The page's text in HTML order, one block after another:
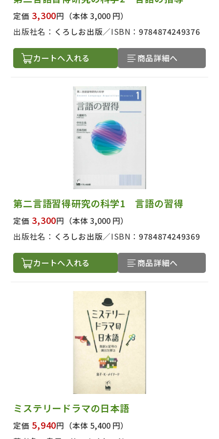
定価 3,300円 （本体 3,000 円）
出版社名： くろしお出版 ISBN：9784874249376
カートへ入れる 商品詳細へ
第二言語習得研究の科学1 言語の習得
定価 3,300円 （本体 3,000 円）
出版社名： くろしお出版 ISBN：9784874249369
カートへ入れる 商品詳細へ
ミステリードラマの日本語
定価 5,940円 （本体 5,400 円）